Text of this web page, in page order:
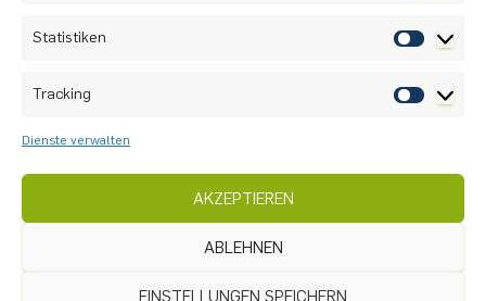
Statistiken
Tracking
Dienste verwalten
AKZEPTIEREN
ABLEHNEN
EINSTELLUNGEN SPEICHERN
Ruhr-Universität Bochum
Gebäude GAFO 04/916
Universitätsstraße 150
Impressum